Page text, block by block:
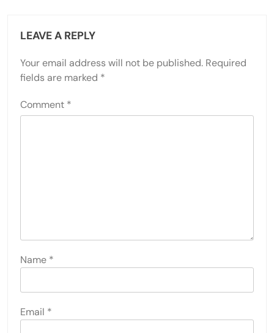
LEAVE A REPLY
Your email address will not be published. Required
fields are marked *
Comment *
Name *
Email *